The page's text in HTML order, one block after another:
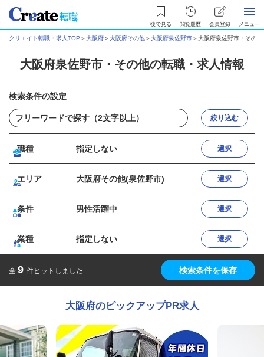
後で見る 閲覧履歴 会員登録 メニュー
クリエイト転職・求人TOP ＞大阪府＞大阪府その他＞大阪府泉佐野市＞大阪府泉佐野市・その
大阪府泉佐野市・その他の転職・求人情報
検索条件の設定
絞り込む
職種 指定しない 選択
エリア 大阪府その他(泉佐野市) 選択
条件 男性活躍中 選択
業種 指定しない 選択
全 9 件ヒットしました 検索条件を保存
大阪府のピックアップPR求人